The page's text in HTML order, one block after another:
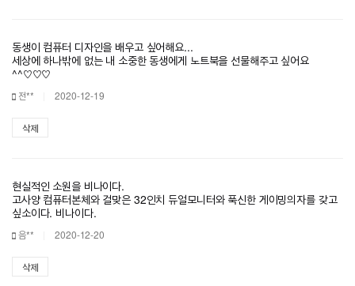
동생이 컴퓨터 디자인을 배우고 싶어해요...
세상에 하나밖에 없는 내 소중한 동생에게 노트북을 선물해주고 싶어요
^^♡♡♡
전** 2020-12-19
삭제
현실적인 소원을 비나이다.
고사양 컴퓨터본체와 걸맞은 32인치 듀얼모니터와 푹신한 게이밍의자를 갖고
싶소이다. 비나이다.
음** 2020-12-20
삭제